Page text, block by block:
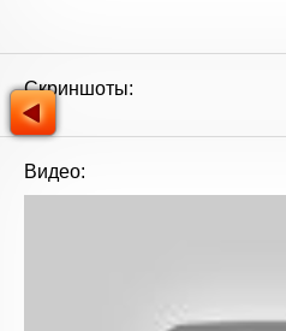
Скриншоты:
Видео: